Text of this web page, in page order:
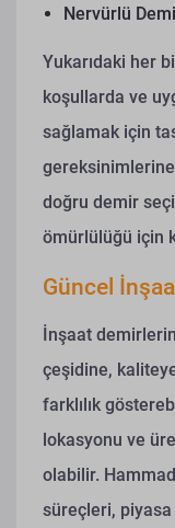
Nervürlü
Yukarıdaki her
koşullarda ve
sağlamak için
doğru demir
ömürlülüğü için
Güncel
İnşaat
çeşidine,
farklılık
lokasyonu ve
olabilir.
süreçleri,